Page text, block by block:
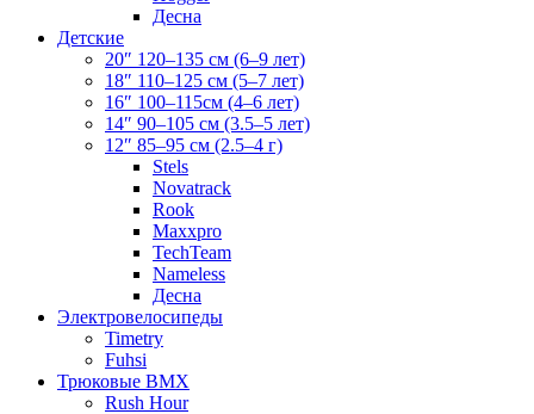
Десна
Детские
20″ 120–135 см (6–9 лет)
18″ 110–125 см (5–7 лет)
16″ 100–115см (4–6 лет)
14″ 90–105 см (3.5–5 лет)
12″ 85–95 см (2.5–4 г)
Stels
Novatrack
Rook
Maxxpro
TechTeam
Nameless
Десна
Электровелосипеды
Timetry
Fuhsi
Трюковые BMX
Rush Hour